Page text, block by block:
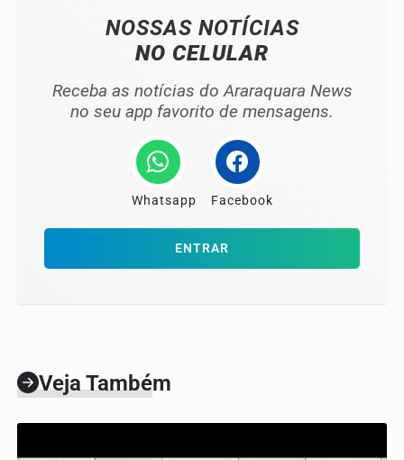
NOSSAS NOTÍCIAS
NO CELULAR
Receba as notícias do Araraquara News
no seu app favorito de mensagens.
Whatsapp Facebook
ENTRAR
Veja Também